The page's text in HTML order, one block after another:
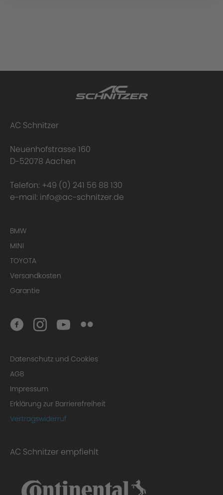
AC Schnitzer
Neuenhofstrasse 160
D-52078 Aachen
Telefon: +49 (0) 241 56 88 130
e-mail: info@ac-schnitzer.de
BMW
MINI
TOYOTA
Versandkosten
Garantie
Datenschutz und Cookies
AGB
Impressum
Erklärung zur Barrierefreiheit
Vertragswiderruf
AC Schnitzer empfiehlt